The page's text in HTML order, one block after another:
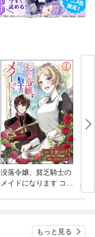
没落令嬢、貧乏騎士の
メイドになります コミ
バ
ッ
もっと見る